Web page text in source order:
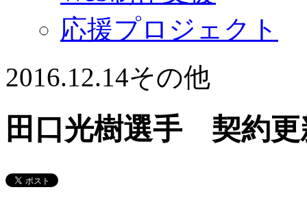
応援プロジェクト
2016.12.14その他
田口光樹選手 契約更